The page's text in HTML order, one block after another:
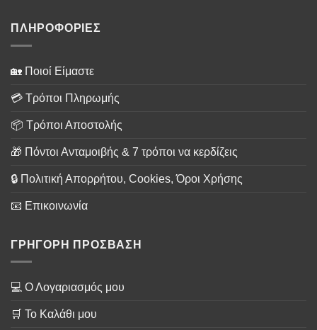
ΠΛΗΡΟΦΟΡΙΕΣ
🏡 Ποιοί Είμαστε
💳 Τρόποι Πληρωμής
📦 Τρόποι Αποστολής
🎁 Πόντοι Ανταμοιβής & 7 τρόποι να κερδίζεις
🔒 Πολιτική Απορρήτου, Cookies, Όροι Χρήσης
📧 Επικοινωνία
ΓΡΗΓΟΡΗ ΠΡΟΣΒΑΣΗ
💻 Ο Λογαριασμός μου
🛒 Το Καλάθι μου